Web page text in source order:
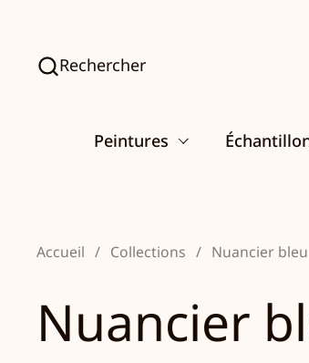
Rechercher
Peintures
Accueil / Collections / Nuancier bleu
Nuancier